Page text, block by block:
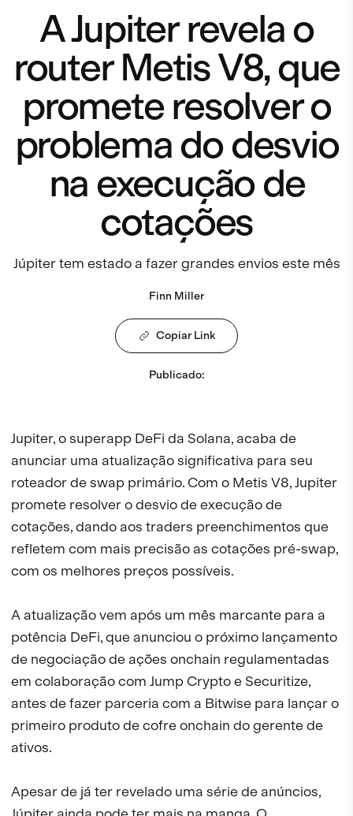
A Jupiter revela o
router Metis V8, que
promete resolver o
problema do desvio
na execução de
cotações
Júpiter tem estado a fazer grandes envios este mês
Finn Miller
Copiar Link
Publicado:
Jupiter, o superapp DeFi da Solana, acaba de
anunciar uma atualização significativa para seu
roteador de swap primário. Com o Metis V8, Jupiter
promete resolver o desvio de execução de
cotações, dando aos traders preenchimentos que
refletem com mais precisão as cotações pré-swap,
com os melhores preços possíveis.
A atualização vem após um mês marcante para a
potência DeFi, que anunciou o próximo lançamento
de negociação de ações onchain regulamentadas
em colaboração com Jump Crypto e Securitize,
antes de fazer parceria com a Bitwise para lançar o
primeiro produto de cofre onchain do gerente de
ativos.
Apesar de já ter revelado uma série de anúncios,